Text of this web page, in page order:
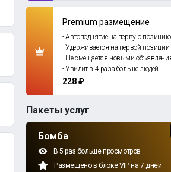
Premium размещение
- Автоподнятие на первую позицию
- Удерживается на первой позиции
- Не смещается новыми
- Увидит в 4 раза больше людей
228 ₽
Пакеты услуг
Бомба
В 5 раз больше просмотров
Размещено в блоке VIP на 7 дней